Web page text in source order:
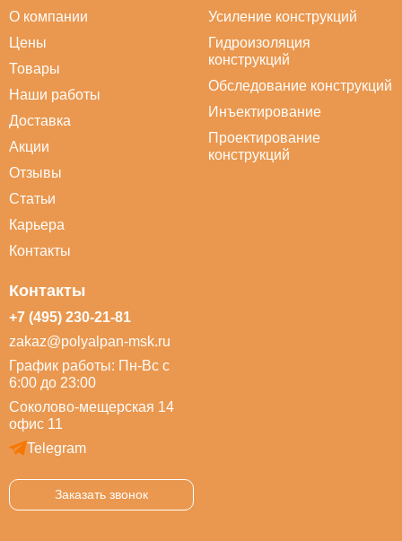
О компании
Цены
Товары
Наши работы
Доставка
Акции
Отзывы
Статьи
Карьера
Контакты
Усиление конструкций
Гидроизоляция
конструкций
Обследование конструкций
Инъектирование
Проектирование
конструкций
Контакты
+7 (495) 230-21-81
zakaz@polyalpan-msk.ru
График работы: Пн-Вс с
6:00 до 23:00
Соколово-мещерская 14
офис 11
Telegram
Заказать звонок